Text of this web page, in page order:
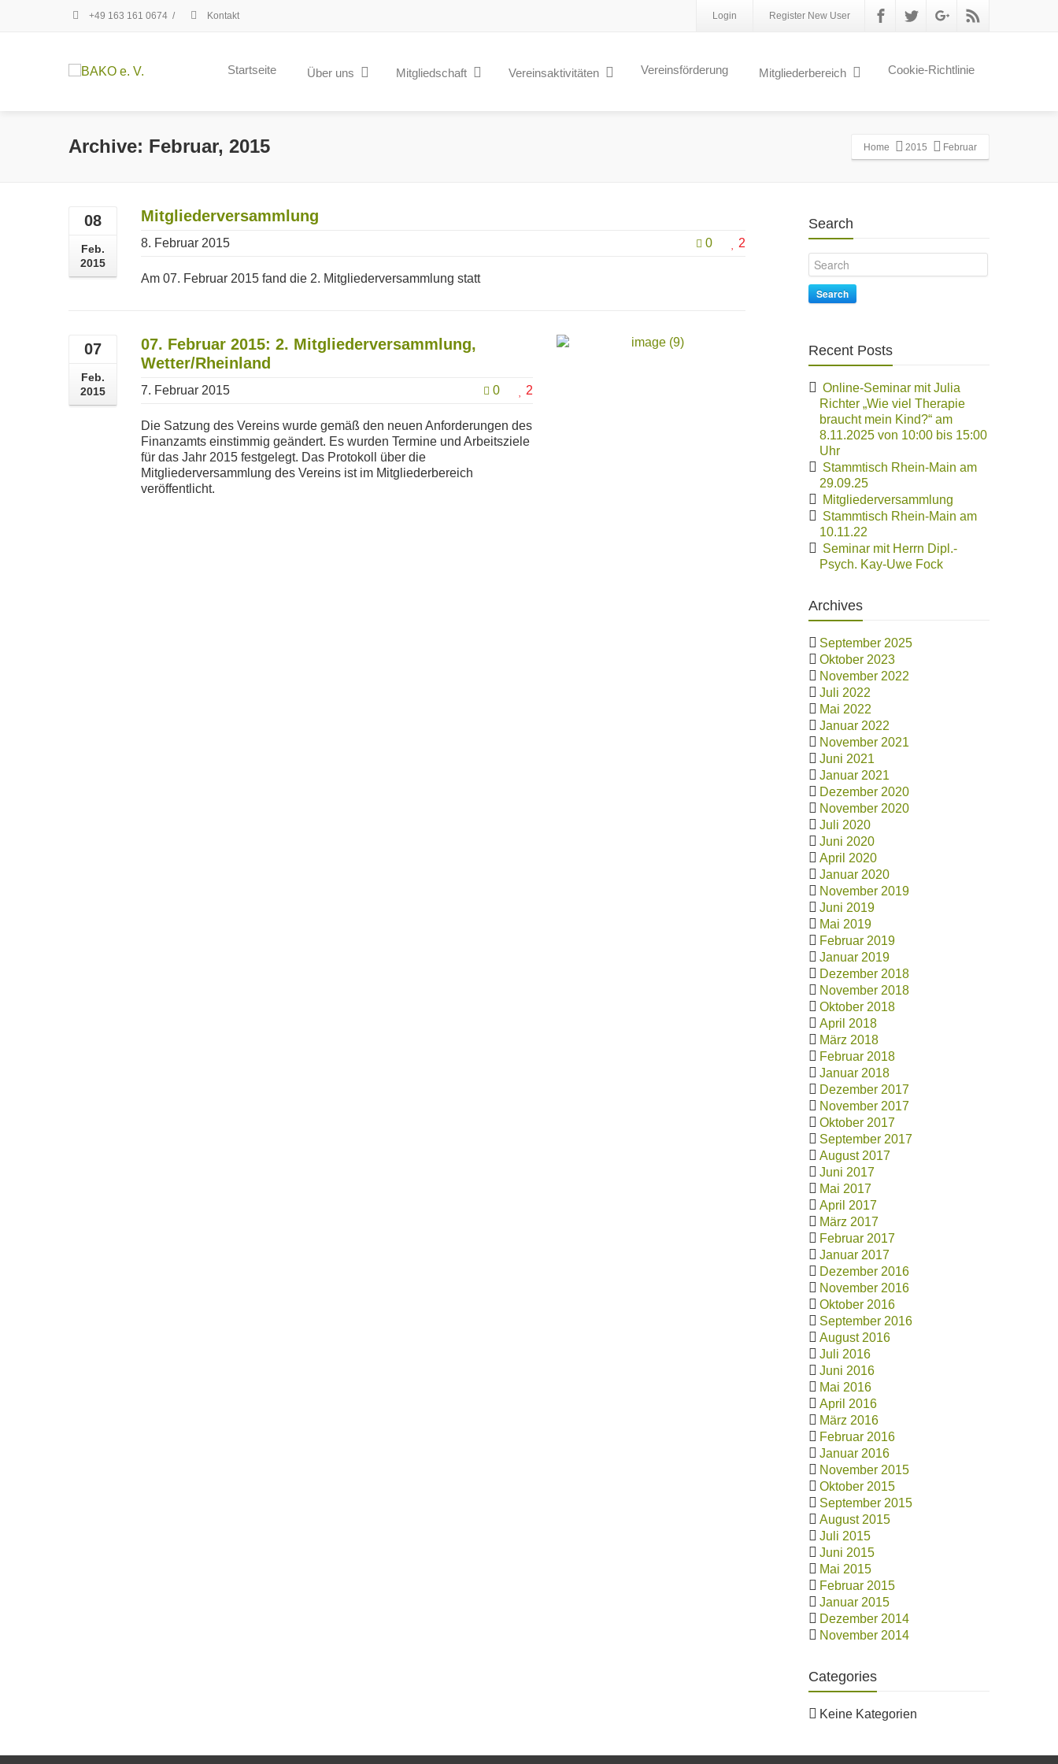
+49 163 161 0674 / Kontakt Login Register New User
Startseite Über uns Mitgliedschaft Vereinsaktivitäten Vereinsförderung Mitgliederbereich Cookie-Richtlinie
Archive: Februar, 2015 Home 2015 Februar
08
Feb.
2015
Mitgliederversammlung
0 2
8. Februar 2015
Am 07. Februar 2015 fand die 2. Mitgliederversammlung statt
07
Feb.
2015
07. Februar 2015: 2. Mitgliederversammlung,
Wetter/Rheinland
0 2
7. Februar 2015
Die Satzung des Vereins wurde gemäß den neuen Anforderungen des
Finanzamts einstimmig geändert. Es wurden Termine und Arbeitsziele
für das Jahr 2015 festgelegt. Das Protokoll über die
Mitgliederversammlung des Vereins ist im Mitgliederbereich
veröffentlicht.
Search
Search
Recent Posts
Online-Seminar mit Julia
Richter „Wie viel Therapie
braucht mein Kind?“ am
8.11.2025 von 10:00 bis 15:00
Uhr
Stammtisch Rhein-Main am
29.09.25
Mitgliederversammlung
Stammtisch Rhein-Main am
10.11.22
Seminar mit Herrn Dipl.-
Psych. Kay-Uwe Fock
Archives
September 2025
Oktober 2023
November 2022
Juli 2022
Mai 2022
Januar 2022
November 2021
Juni 2021
Januar 2021
Dezember 2020
November 2020
Juli 2020
Juni 2020
April 2020
Januar 2020
November 2019
Juni 2019
Mai 2019
Februar 2019
Januar 2019
Dezember 2018
November 2018
Oktober 2018
April 2018
März 2018
Februar 2018
Januar 2018
Dezember 2017
November 2017
Oktober 2017
September 2017
August 2017
Juni 2017
Mai 2017
April 2017
März 2017
Februar 2017
Januar 2017
Dezember 2016
November 2016
Oktober 2016
September 2016
August 2016
Juli 2016
Juni 2016
Mai 2016
April 2016
März 2016
Februar 2016
Januar 2016
November 2015
Oktober 2015
September 2015
August 2015
Juli 2015
Juni 2015
Mai 2015
Februar 2015
Januar 2015
Dezember 2014
November 2014
Categories
Keine Kategorien